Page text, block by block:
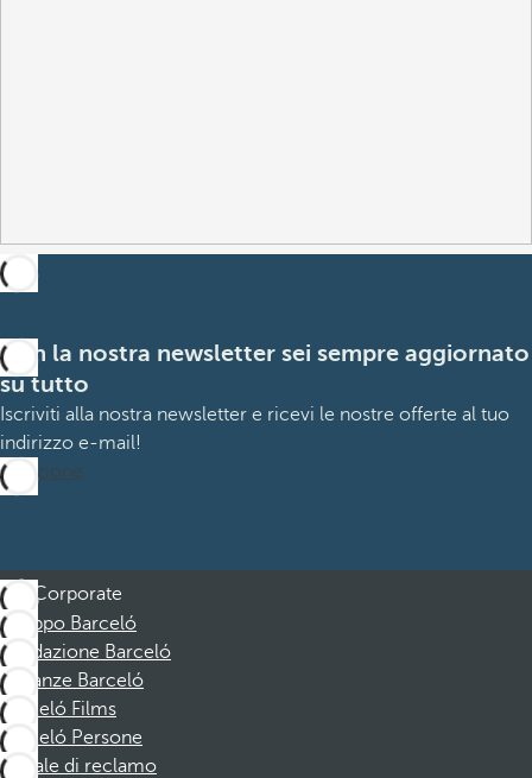
Con la nostra newsletter sei sempre aggiornato
su tutto
Iscriviti alla nostra newsletter e ricevi le nostre offerte al tuo
indirizzo e-mail!
Iscrizione
Corporate
Gruppo Barceló
Fondazione Barceló
Vacanze Barceló
Barceló Films
Barceló Persone
Canale di reclamo